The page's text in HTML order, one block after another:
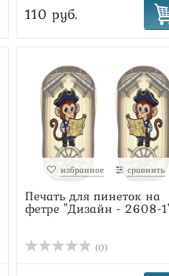
110 руб.
избранное сравнить
Печать для пинеток на
фетре "Дизайн - 2608-
(0)